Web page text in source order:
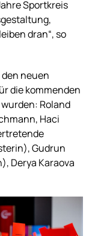
Sportkreis
dran“, so
neuen
die kommenden
Roland
Haci
Gudrun
Derya Karaova